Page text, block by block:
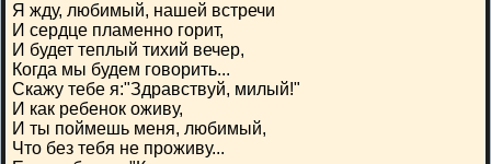
Я жду, любимый, нашей встречи
И сердце пламенно горит,
И будет теплый тихий вечер,
Когда мы будем говорить...
Скажу тебе я:"Здравствуй, милый!"
И как ребенок оживу,
И ты поймешь меня, любимый,
Что без тебя не проживу...